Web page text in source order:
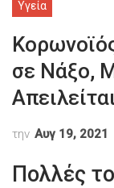
Υγεία
σε Νάξο,
την Αυγ 19, 2021
Πολλές